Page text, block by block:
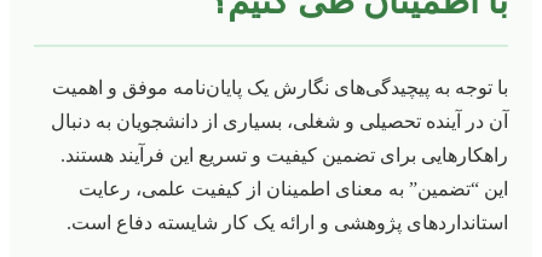
با توجه به پیچیدگی‌های نگارش یک پایان‌نامه موفق و اهمیت
آن در آینده تحصیلی و شغلی، بسیاری از دانشجویان به دنبال
راهکارهایی برای تضمین کیفیت و تسریع این فرآیند هستند.
این “تضمین” به معنای اطمینان از کیفیت علمی، رعایت
استانداردهای پژوهشی و ارائه یک کار شایسته دفاع است.